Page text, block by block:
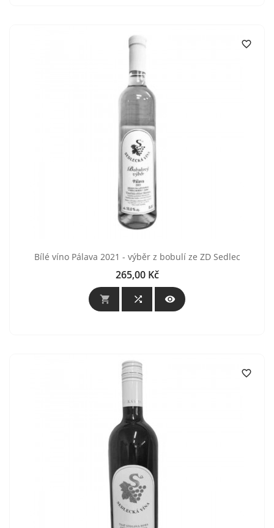

Bílé víno Pálava 2021 - výběr z bobulí ze ZD Sedlec
Cena
265,00 Kč
  
